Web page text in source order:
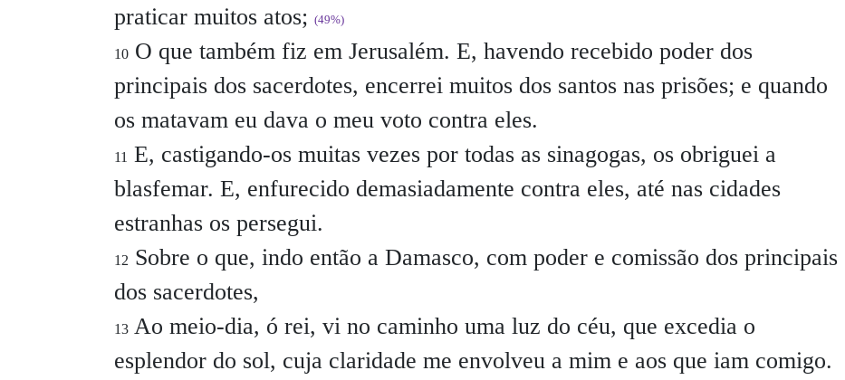
praticar muitos atos; (49%)
10 O que também fiz em Jerusalém. E, havendo recebido poder dos
principais dos sacerdotes, encerrei muitos dos santos nas prisões; e quando
os matavam eu dava o meu voto contra eles.
11 E, castigando-os muitas vezes por todas as sinagogas, os obriguei a
blasfemar. E, enfurecido demasiadamente contra eles, até nas cidades
estranhas os persegui.
12 Sobre o que, indo então a Damasco, com poder e comissão dos principais
dos sacerdotes,
13 Ao meio-dia, ó rei, vi no caminho uma luz do céu, que excedia o
esplendor do sol, cuja claridade me envolveu a mim e aos que iam comigo.